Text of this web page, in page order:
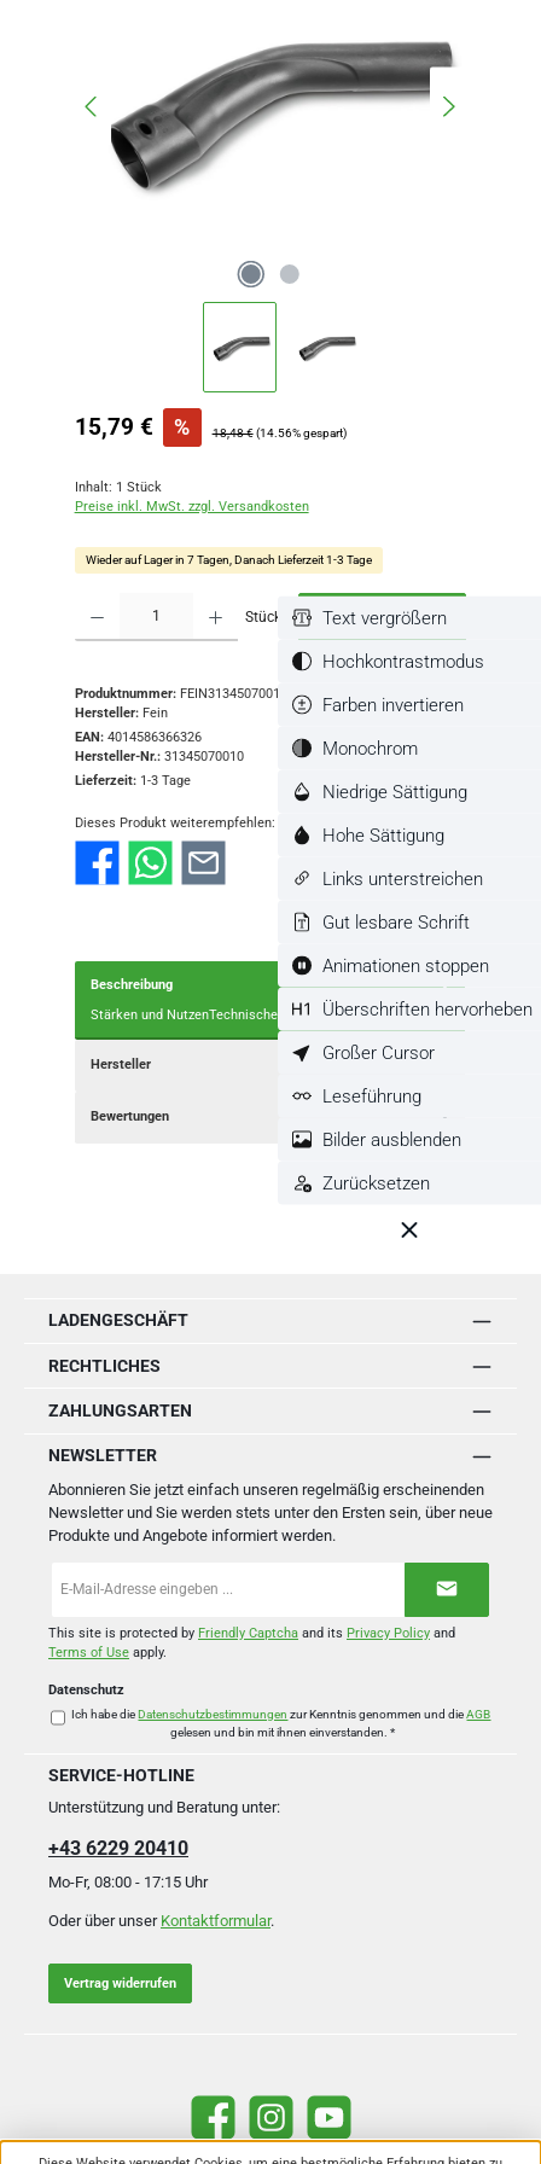
Verkaufspreis:
15,79 € % Regulärer Preis:
18,48 € (14.56% gespart)
Inhalt: 1 Stück
Preise inkl. MwSt. zzgl. Versandkosten
Wieder auf Lager in 7 Tagen, Danach Lieferzeit 1-3 Tage
Produkt Anzahl: Gib den gewünschten Wert ein oder benutze die
Stück In den Warenkorb
Produktnummer: FEIN31345070010
Hersteller: Fein
EAN: 4014586366326
Hersteller-Nr.: 31345070010
Lieferzeit: 1-3 Tage
Dieses Produkt weiterempfehlen:
Beschreibung
Stärken und NutzenTechnische DatenLieferumfangMehr
Hersteller
Bewertungen
LADENGESCHÄFT
RECHTLICHES
ZAHLUNGSARTEN
NEWSLETTER
Abonnieren Sie jetzt einfach unseren regelmäßig erscheinenden
Newsletter und Sie werden stets unter den Ersten sein, über neue
Produkte und Angebote informiert werden.
Mail-
*
This site is protected by Friendly Captcha and its Privacy Policy and
Terms of Use apply.
Datenschutz
Ich habe dieDatenschutzbestimmungen zur Kenntnis genommen und dieAGB
gelesen und bin mit ihnen einverstanden. *
SERVICE-HOTLINE
Unterstützung und Beratung unter:
+43 6229 20410
Mo-Fr, 08:00 - 17:15 Uhr
Oder über unser Kontaktformular.
Vertrag widerrufen
Facebook Instagram YouTube
Text vergrößern
Hochkontrastmodus
Farben invertieren
Monochrom
Niedrige Sättigung
Hohe Sättigung
Links unterstreichen
Gut lesbare Schrift
Animationen stoppen
Überschriften hervorheben
Großer Cursor
Leseführung
Bilder ausblenden
Zurücksetzen